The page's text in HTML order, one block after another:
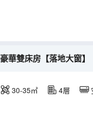
豪華雙床房【落地大窗】
30-35㎡ 4層